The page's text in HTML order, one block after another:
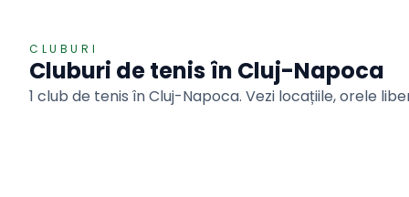
CLUBURI
Cluburi detenisîn Cluj-Napoca
1 club de tenis în Cluj-Napoca. Vezi locațiile, orele